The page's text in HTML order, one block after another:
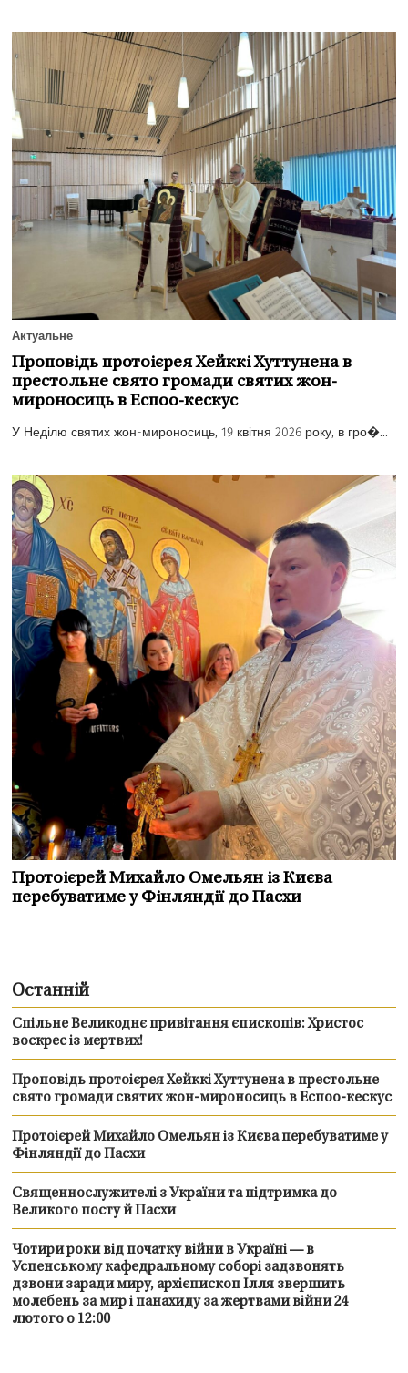
Актуальне
Проповідь протоієрея Хейккі Хуттунена в
престольне свято громади святих жон-
мироносиць в Еспоо-кескус
У Неділю святих жон-мироносиць, 19 квітня 2026 року, в гро�...
Протоієрей Михайло Омельян із Києва
перебуватиме у Фінляндії до Пасхи
Останній
Спільне Великоднє привітання єпископів: Христос
воскрес із мертвих!
Проповідь протоієрея Хейккі Хуттунена в престольне
свято громади святих жон-мироносиць в Еспоо-кескус
Протоієрей Михайло Омельян із Києва перебуватиме у
Фінляндії до Пасхи
Священнослужителі з України та підтримка до
Великого посту й Пасхи
Чотири роки від початку війни в Україні — в
Успенському кафедральному соборі задзвонять
дзвони заради миру, архієпископ Ілля звершить
молебень за мир і панахиду за жертвами війни 24
лютого о 12:00